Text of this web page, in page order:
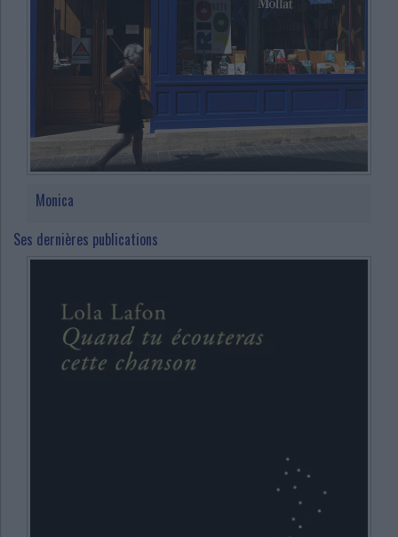
Monica
Ses dernières publications